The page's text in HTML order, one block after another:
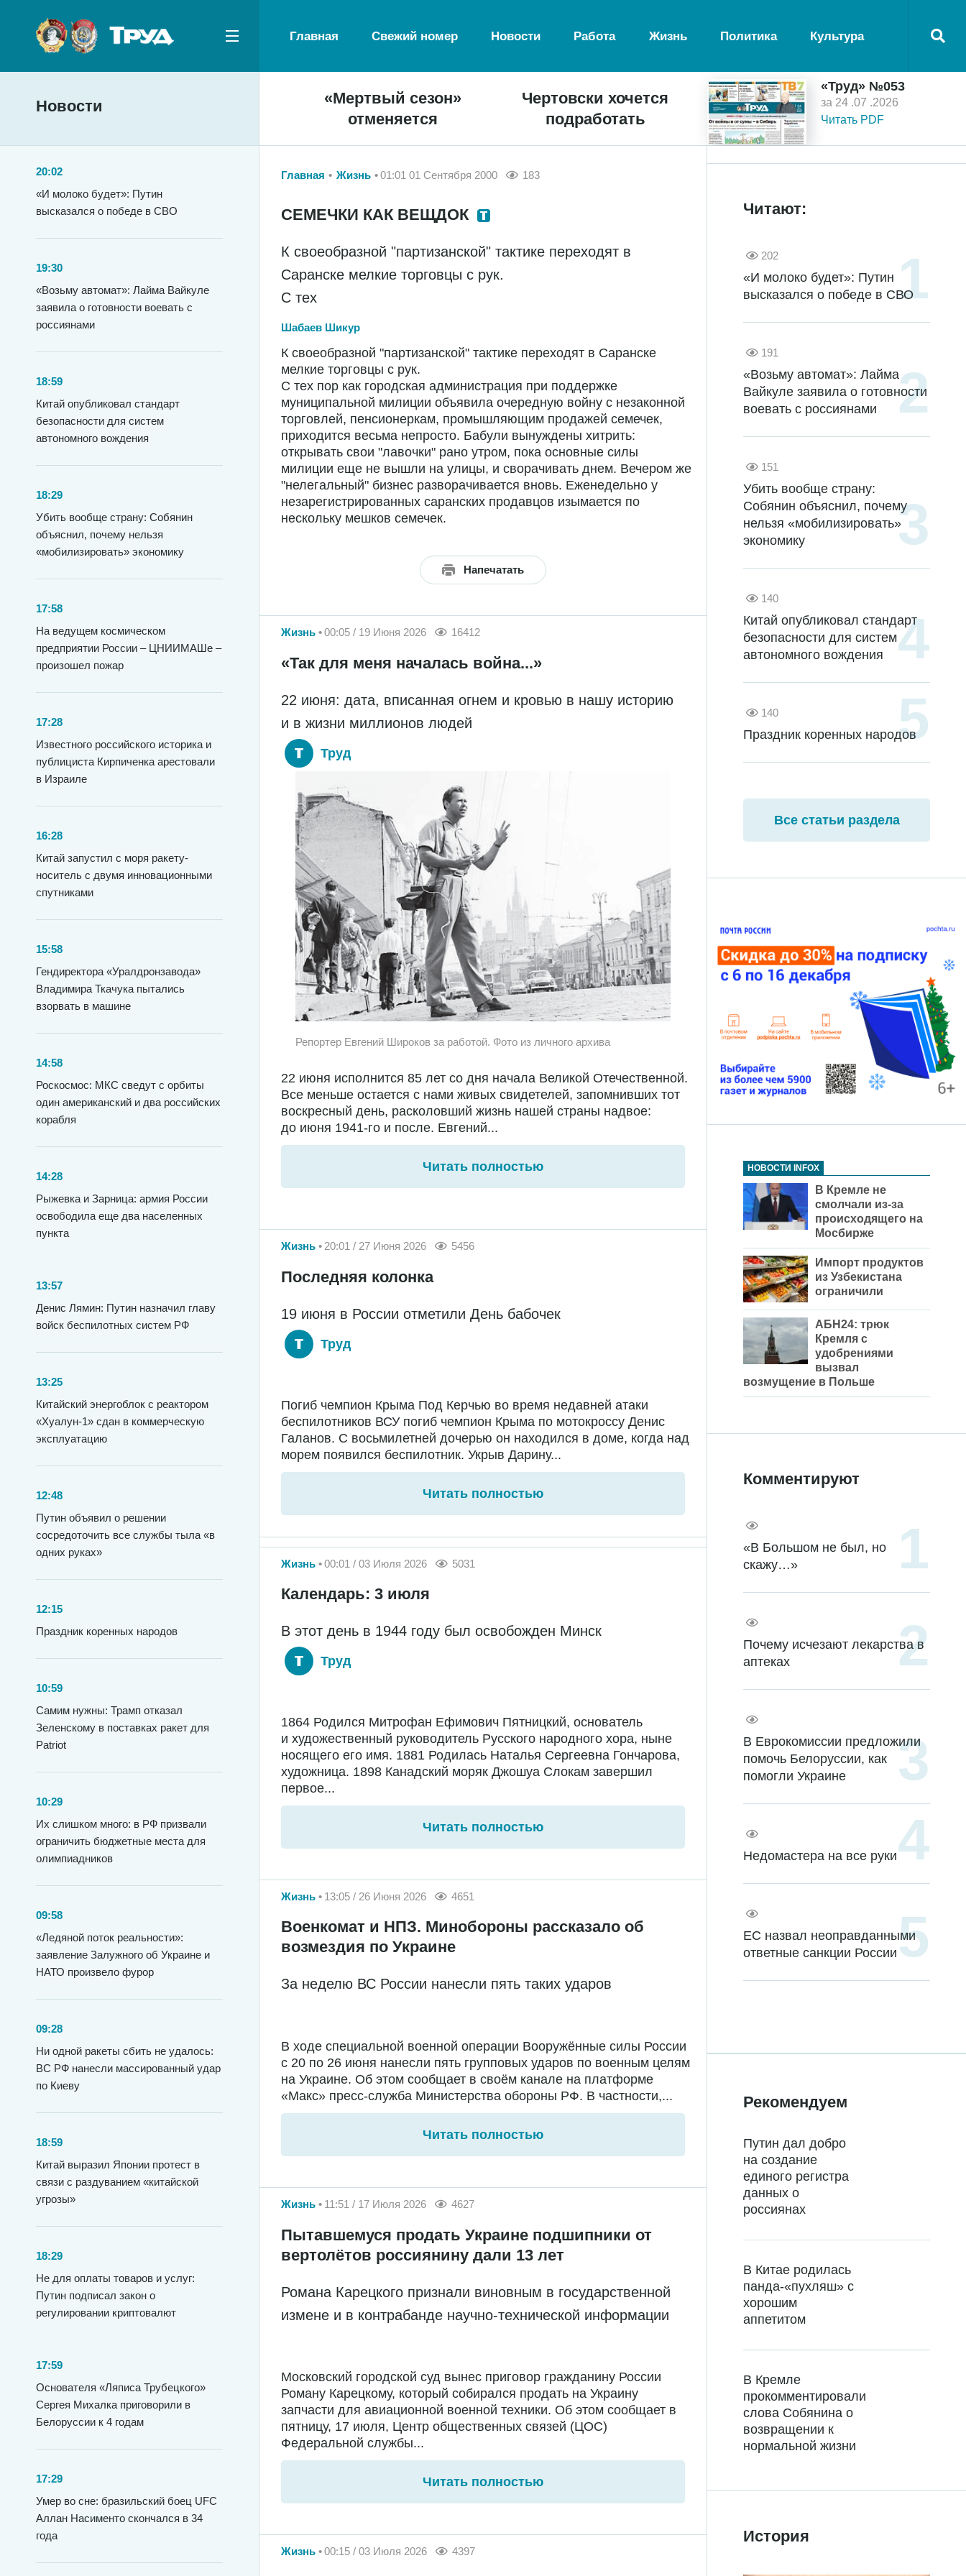
Главная Свежий номер Новости Работа Жизнь Политика Культура
Новости
«Мертвый сезон»
отменяется
Чертовски хочется
подработать
«Труд» №053
за 24 .07 .2026
Читать PDF
20:02
«И молоко будет»: Путин
высказался о победе в СВО
19:30
«Возьму автомат»: Лайма Вайкуле
заявила о готовности воевать с
россиянами
18:59
Китай опубликовал стандарт
безопасности для систем
автономного вождения
18:29
Убить вообще страну: Собянин
объяснил, почему нельзя
«мобилизировать» экономику
17:58
На ведущем космическом
предприятии России – ЦНИИМАШе –
произошел пожар
17:28
Известного российского историка и
публициста Кирпиченка арестовали
в Израиле
16:28
Китай запустил с моря ракету-
носитель с двумя инновационными
спутниками
15:58
Гендиректора «Уралдронзавода»
Владимира Ткачука пытались
взорвать в машине
14:58
Роскосмос: МКС сведут с орбиты
один американский и два российских
корабля
14:28
Рыжевка и Зарница: армия России
освободила еще два населенных
пункта
13:57
Денис Лямин: Путин назначил главу
войск беспилотных систем РФ
13:25
Китайский энергоблок с реактором
«Хуалун-1» сдан в коммерческую
эксплуатацию
12:48
Путин объявил о решении
сосредоточить все службы тыла «в
одних руках»
12:15
Праздник коренных народов
10:59
Самим нужны: Трамп отказал
Зеленскому в поставках ракет для
Patriot
10:29
Их слишком много: в РФ призвали
ограничить бюджетные места для
олимпиадников
09:58
«Ледяной поток реальности»:
заявление Залужного об Украине и
НАТО произвело фурор
09:28
Ни одной ракеты сбить не удалось:
ВС РФ нанесли массированный удар
по Киеву
18:59
Китай выразил Японии протест в
связи с раздуванием «китайской
угрозы»
18:29
Не для оплаты товаров и услуг:
Путин подписал закон о
регулировании криптовалют
17:59
Основателя «Ляписа Трубецкого»
Сергея Михалка приговорили в
Белоруссии к 4 годам
17:29
Умер во сне: бразильский боец UFC
Аллан Насименто скончался в 34
года
Главная Жизнь 01:01 01 Сентября 2000 183
СЕМЕЧКИ КАК ВЕЩДОК
К своеобразной "партизанской" тактике переходят в
Саранске мелкие торговцы с рук.
С тех
Шабаев Шикур
К своеобразной "партизанской" тактике переходят в Саранске
мелкие торговцы с рук.
С тех пор как городская администрация при поддержке
муниципальной милиции объявила очередную войну с незаконной
торговлей, пенсионеркам, промышляющим продажей семечек,
приходится весьма непросто. Бабули вынуждены хитрить:
открывать свои "лавочки" рано утром, пока основные силы
милиции еще не вышли на улицы, и сворачивать днем. Вечером же
"нелегальный" бизнес разворачивается вновь. Еженедельно у
незарегистрированных саранских продавцов изымается по
нескольку мешков семечек.
Напечатать
Жизнь 00:05 / 19 Июня 2026 16412
«Так для меня началась война...»
22 июня: дата, вписанная огнем и кровью в нашу историю
и в жизни миллионов людей
Труд
Репортер Евгений Широков за работой. Фото из личного архива
22 июня исполнится 85 лет со дня начала Великой Отечественной.
Все меньше остается с нами живых свидетелей, запомнивших тот
воскресный день, расколовший жизнь нашей страны надвое:
до июня 1941-го и после. Евгений...
Читать полностью
Жизнь 20:01 / 27 Июня 2026 5456
Последняя колонка
19 июня в России отметили День бабочек
Труд
Погиб чемпион Крыма Под Керчью во время недавней атаки
беспилотников ВСУ погиб чемпион Крыма по мотокроссу Денис
Галанов. С восьмилетней дочерью он находился в доме, когда над
морем появился беспилотник. Укрыв Дарину...
Читать полностью
Жизнь 00:01 / 03 Июля 2026 5031
Календарь: 3 июля
В этот день в 1944 году был освобожден Минск
Труд
1864 Родился Митрофан Ефимович Пятницкий, основатель
и художественный руководитель Русского народного хора, ныне
носящего его имя. 1881 Родилась Наталья Сергеевна Гончарова,
художница. 1898 Канадский моряк Джошуа Слокам завершил
первое...
Читать полностью
Жизнь 13:05 / 26 Июня 2026 4651
Военкомат и НПЗ. Минобороны рассказало об
возмездия по Украине
За неделю ВС России нанесли пять таких ударов
В ходе специальной военной операции Вооружённые силы России
с 20 по 26 июня нанесли пять групповых ударов по военным целям
на Украине. Об этом сообщает в своём канале на платформе
«Макс» пресс-служба Министерства обороны РФ. В частности,...
Читать полностью
Жизнь 11:51 / 17 Июля 2026 4627
Пытавшемуся продать Украине подшипники от
вертолётов россиянину дали 13 лет
Романа Карецкого признали виновным в государственной
измене и в контрабанде научно-технической информации
Московский городской суд вынес приговор гражданину России
Роману Карецкому, который собирался продать на Украину
запчасти для авиационной военной техники. Об этом сообщает в
пятницу, 17 июля, Центр общественных связей (ЦОС)
Федеральной службы...
Читать полностью
Жизнь 00:15 / 03 Июля 2026 4397
Читают:
202
«И молоко будет»: Путин
высказался о победе в СВО
191
«Возьму автомат»: Лайма
Вайкуле заявила о готовности
воевать с россиянами
151
Убить вообще страну:
Собянин объяснил, почему
нельзя «мобилизировать»
экономику
140
Китай опубликовал стандарт
безопасности для систем
автономного вождения
140
Праздник коренных народов
Все статьи раздела
НОВОСТИ INFOX
В Кремле не
смолчали из-за
происходящего на
Мосбирже
Импорт продуктов
из Узбекистана
ограничили
АБН24: трюк
Кремля с
удобрениями
вызвал
возмущение в Польше
Комментируют
«В Большом не был, но
скажу…»
Почему исчезают лекарства в
аптеках
В Еврокомиссии предложили
помочь Белоруссии, как
помогли Украине
Недомастера на все руки
ЕС назвал неоправданными
ответные санкции России
Рекомендуем
Путин дал добро
на создание
единого регистра
данных о
россиянах
В Китае родилась
панда-«пухляш» с
хорошим
аппетитом
В Кремле
прокомментировали
слова Собянина о
возвращении к
нормальной жизни
История